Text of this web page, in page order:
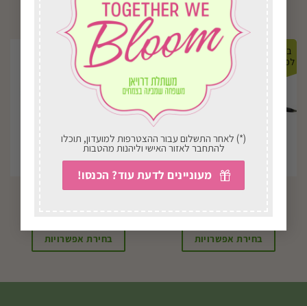
(*) לאחר התשלום עבור ההצטרפות למועדון, תוכלו
להתחבר לאזור האישי וליהנות מהטבות
מעוניינים לדעת עוד? הכנסו!
במשלוח
לכל הארץ
J50 ראש מכוש
בחירת אפשרויות
במשלוח
לכל הארץ
ראש דשא
בחירת אפשרויות